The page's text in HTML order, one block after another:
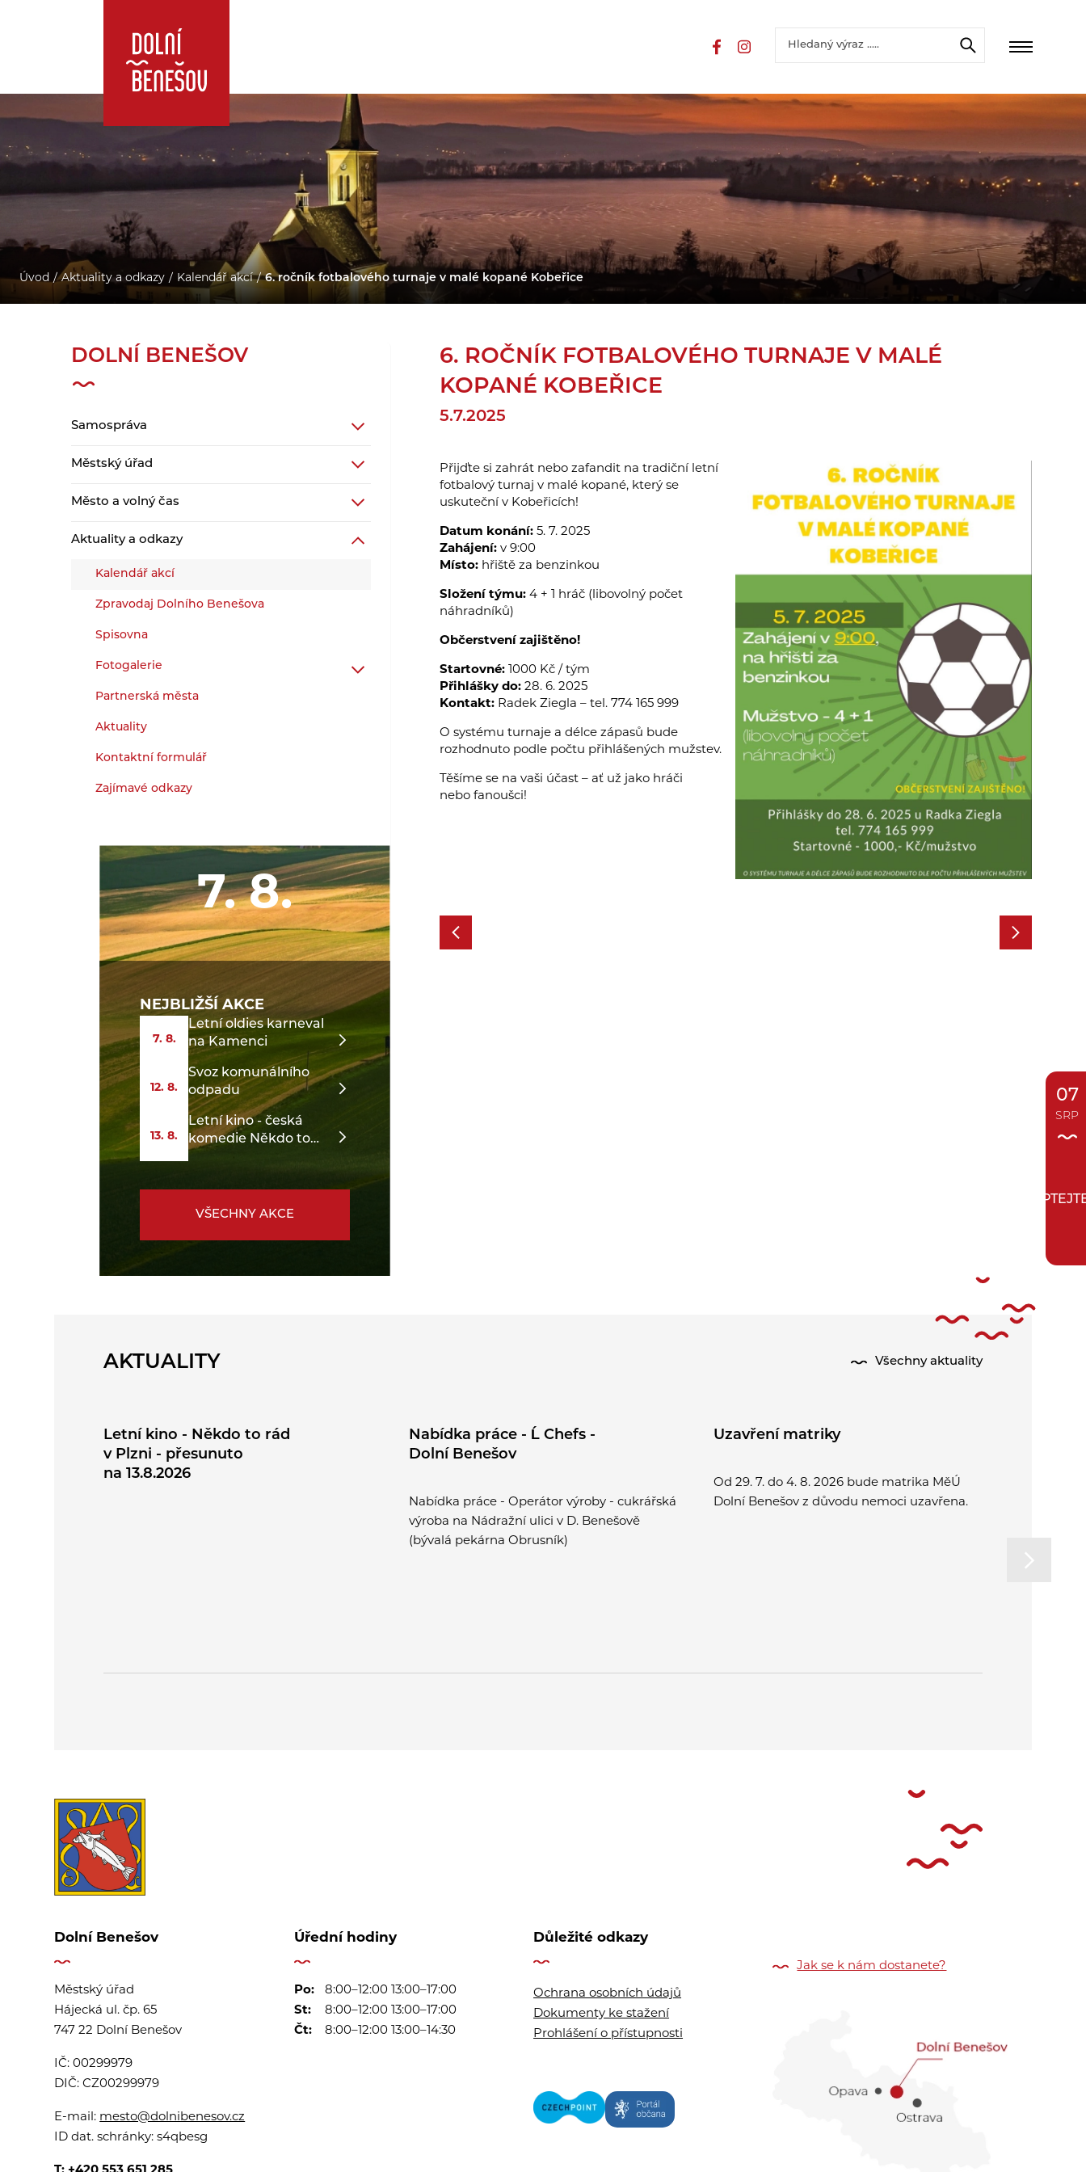
Úvod Aktuality a odkazy Kalendář akcí 6. ročník fotbalového turnaje v malé kopané Kobeřice
DOLNÍ BENEŠOV
Samospráva
Městský úřad
Město a volný čas
Aktuality a odkazy
Kalendář akcí
Zpravodaj Dolního Benešova
Spisovna
Fotogalerie
Partnerská města
Aktuality
Kontaktní formulář
Zajímavé odkazy
7. 8.
NEJBLIŽŠÍ AKCE
7. 8.
Letní oldies karneval
na Kamenci
12. 8.
Svoz komunálního
odpadu
13. 8.
Letní kino - česká
komedie Někdo to
VŠECHNY AKCE
6. ROČNÍK FOTBALOVÉHO TURNAJE V MALÉ
KOPANÉ KOBEŘICE
5.7.2025
Přijďte si zahrát nebo zafandit na tradiční letní
fotbalový turnaj v malé kopané, který se
uskuteční v Kobeřicích!
Datum konání:5. 7. 2025
Zahájení:v 9:00
Místo:hřiště za benzinkou
Složení týmu:4 + 1 hráč (libovolný počet
náhradníků)
Občerstvení zajištěno!
Startovné:1000 Kč / tým
Přihlášky do:28. 6. 2025
Kontakt:Radek Ziegla – tel. 774 165 999
O systému turnaje a délce zápasů bude
rozhodnuto podle počtu přihlášených mužstev.
Těšíme se na vaši účast – ať už jako hráči
nebo fanoušci!
AKTUALITY Všechny aktuality
Letní kino - Někdo to rád
v Plzni - přesunuto
na 13.8.2026
Nabídka práce - Ĺ Chefs -
Dolní Benešov
Nabídka práce - Operátor výroby - cukrářská
výroba na Nádražní ulici v D. Benešově
(bývalá pekárna Obrusník)
Uzavření matriky
Od 29. 7. do 4. 8. 2026 bude matrika MěÚ
Dolní Benešov z důvodu nemoci uzavřena.
Dolní Benešov
Městský úřad
Hájecká ul. čp. 65
747 22 Dolní Benešov
IČ:00299979
DIČ:CZ00299979
E-mail: mesto@dolnibenesov.cz
ID dat. schránky:s4qbesg
Úřední hodiny
Po:
8:00–12:00 13:00–17:00
St:
8:00–12:00 13:00–17:00
Čt:
8:00–12:00 13:00–14:30
Důležité odkazy
Ochrana osobních údajů
Dokumenty ke stažení
Prohlášení o přístupnosti
Jak se k nám dostanete?
07
SRP